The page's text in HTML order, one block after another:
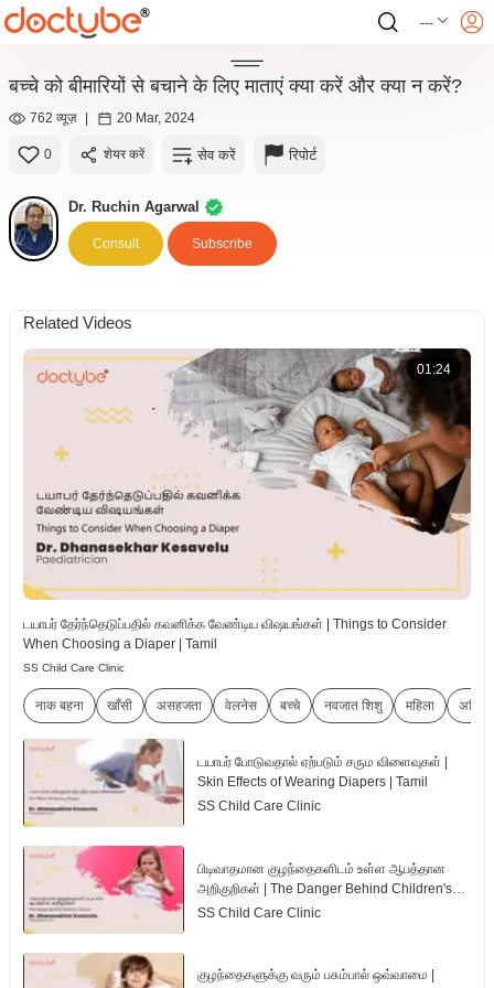
---
बच्चे को बीमारियों से बचाने के लिए माताएं क्या करें और क्या न करें?
762 व्यूज़ | 20 Mar, 2024
0 शेयर करें सेव करें रिपोर्ट
Dr. Ruchin Agarwal
Consult Subscribe
Related Videos
01:24
டயாபர் தேர்ந்தெடுப்பதில் கவனிக்க வேண்டிய விஷயங்கள் | Things to Consider
When Choosing a Diaper | Tamil
SS Child Care Clinic
नाक बहना खाँसी असहजता वेलनेस बच्चे नवजात शिशु महिला
டயாபர் போடுவதால் ஏற்படும் சரும விளைவுகள் |
Skin Effects of Wearing Diapers | Tamil
SS Child Care Clinic
பிடிவாதமான குழந்தைகளிடம் உள்ள ஆபத்தான
அறிகுறிகள் | The Danger Behind Children's
Tantrum | Tamil
SS Child Care Clinic
குழந்தைகளுக்கு வரும் பசும்பால் ஒவ்வாமை |